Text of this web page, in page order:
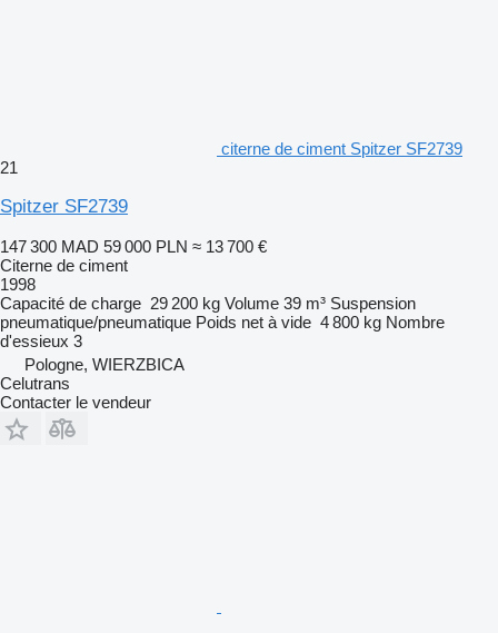
citerne de ciment Spitzer SF2739
21
Spitzer SF2739
147 300 MAD 59 000 PLN ≈ 13 700 €
Citerne de ciment
1998
Capacité de charge 29 200 kg Volume 39 m³ Suspension
pneumatique/pneumatique Poids net à vide 4 800 kg Nombre
d'essieux 3
Pologne, WIERZBICA
Celutrans
Contacter le vendeur